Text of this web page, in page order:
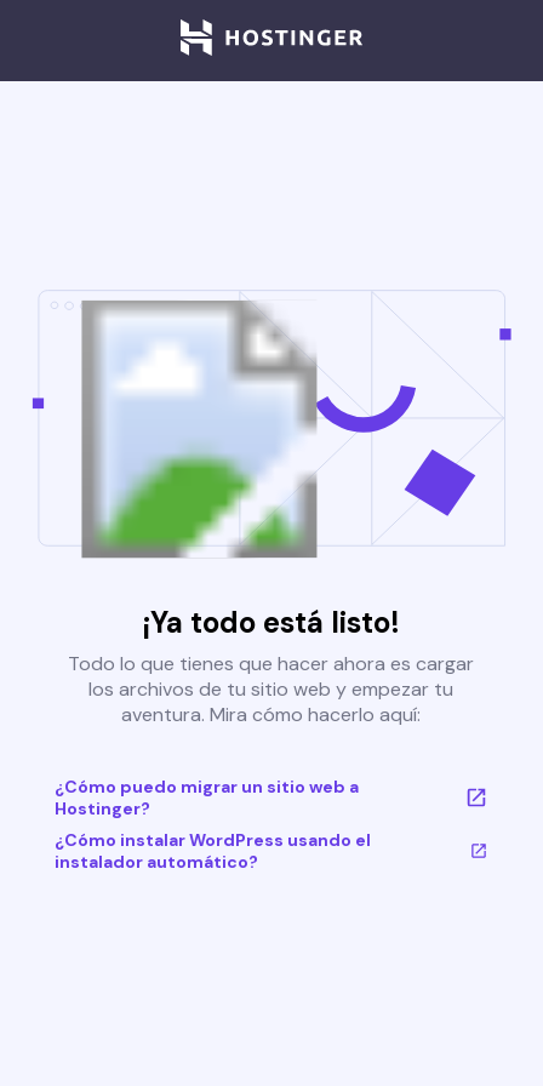
¡Ya todo está listo!
Todo lo que tienes que hacer ahora es cargar
los archivos de tu sitio web y empezar tu
aventura. Mira cómo hacerlo aquí:
¿Cómo puedo migrar un sitio web a
Hostinger?
¿Cómo instalar WordPress usando el
instalador automático?